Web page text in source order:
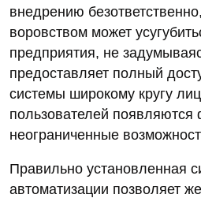
внедрению
воровством может
предприятия, не
предоставляет полный
системы широкому кругу
пользователей появляются
неограниченные
Правильно установленная
автоматизации позволяет